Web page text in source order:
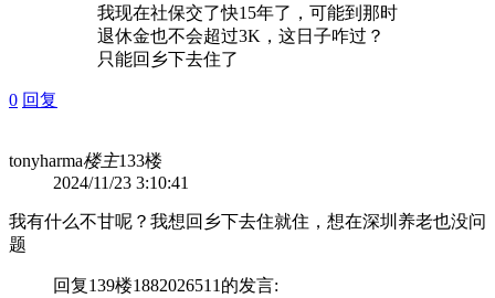
我现在社保交了快15年了，可能到那时
退休金也不会超过3K，这日子咋过？
只能回乡下去住了
0 回复
tonyharma楼主133楼
2024/11/23 3:10:41
我有什么不甘呢？我想回乡下去住就住，想在深圳养老也没问
题
回复139楼1882026511 的发言: